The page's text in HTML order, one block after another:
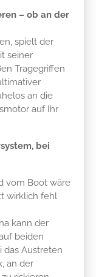
– ob an der
spielt der
seiner
Tragegriffen
an die
auf Ihr
bei
vom Boot wäre
wirklich fehl
kann der
beiden
das Austreten
an der